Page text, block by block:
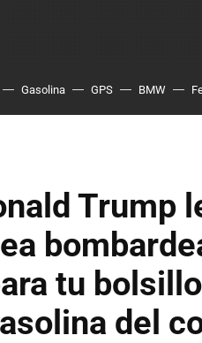
Gasolina GPS BMW
Trump
tu
del